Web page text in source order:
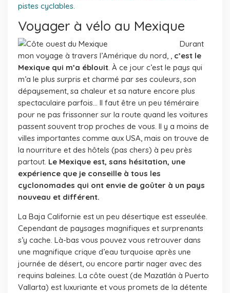
pistes cyclables.
Voyager à vélo au Mexique
Durant
mon voyage à travers l’Amérique du nord, , c’est le
Mexique qui m’a éblouit. À ce jour c’est le pays qui
m’a le plus surpris et charmé par ses couleurs, son
dépaysement, sa chaleur et sa nature encore plus
spectaculaire parfois… Il faut être un peu téméraire
pour ne pas frissonner sur la route quand les voitures
passent souvent trop proches de vous. Il y a moins de
villes importantes comme aux USA, mais on trouve de
la nourriture et des hôtels (pas chers) à peu près
partout. Le Mexique est, sans hésitation, une
expérience que je conseille à tous les
cyclonomades qui ont envie de goûter à un pays
nouveau et différent.
La Baja Californie est un peu désertique est esseulée.
Cependant de paysages magnifiques et surprenants
s’y cache. Là-bas vous pouvez vous retrouver dans
une magnifique crique d’eau turquoise après une
journée de désert, ou encore partir nager avec des
requins baleines. La côte ouest (de Mazatlán à Puerto
Vallarta) est luxuriante et vous promets de la détente